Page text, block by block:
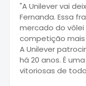
"A Unilever vai
Fernanda. Essa
mercado do
competição
A Unilever
há 20 anos. É
vitoriosas de